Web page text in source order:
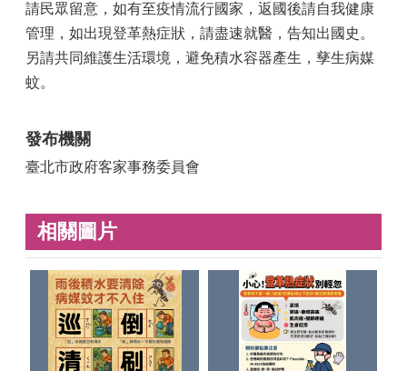
請民眾留意，如有至疫情流行國家，返國後請自我健康
管理，如出現登革熱症狀，請盡速就醫，告知出國史。
另請共同維護生活環境，避免積水容器產生，孳生病媒
蚊。
發布機關
臺北市政府客家事務委員會
相關圖片